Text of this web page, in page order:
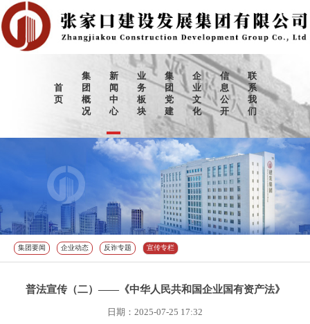
首
页
集
团
概
况
新
闻
中
心
业
务
板
块
集
团
党
建
企
业
文
化
信
息
公
开
联
系
我
们
集团要闻 企业动态 反诈专题 宣传专栏
普法宣传（二）——《中华人民共和国企业国有资产法》
日期：2025-07-25 17:32